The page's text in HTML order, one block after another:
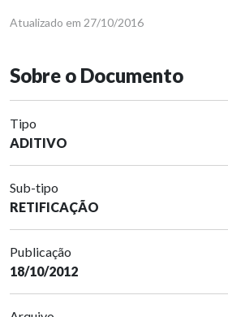
Atualizado em 27/10/2016
Sobre o Documento
Tipo
ADITIVO
Sub-tipo
RETIFICAÇÃO
Publicação
18/10/2012